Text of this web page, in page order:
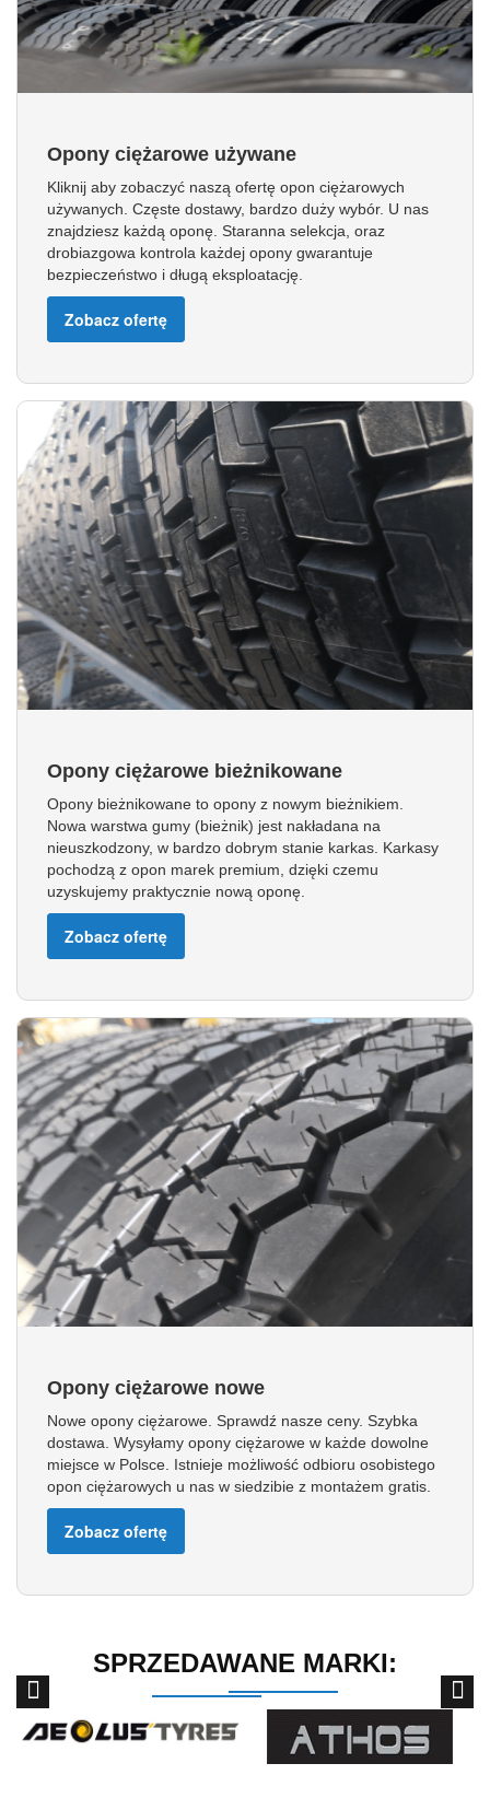
Opony ciężarowe używane
Kliknij aby zobaczyć naszą ofertę opon ciężarowych
używanych. Częste dostawy, bardzo duży wybór. U nas
znajdziesz każdą oponę. Staranna selekcja, oraz
drobiazgowa kontrola każdej opony gwarantuje
bezpieczeństwo i długą eksploatację.
Zobacz ofertę
Opony ciężarowe bieżnikowane
Opony bieżnikowane to opony z nowym bieżnikiem.
Nowa warstwa gumy (bieżnik) jest nakładana na
nieuszkodzony, w bardzo dobrym stanie karkas. Karkasy
pochodzą z opon marek premium, dzięki czemu
uzyskujemy praktycznie nową oponę.
Zobacz ofertę
Opony ciężarowe nowe
Nowe opony ciężarowe. Sprawdź nasze ceny. Szybka
dostawa. Wysyłamy opony ciężarowe w każde dowolne
miejsce w Polsce. Istnieje możliwość odbioru osobistego
opon ciężarowych u nas w siedzibie z montażem gratis.
Zobacz ofertę
SPRZEDAWANE MARKI: